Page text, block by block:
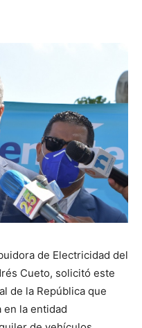
de Electricidad del
Cueto, solicitó este
de la República que
en la entidad